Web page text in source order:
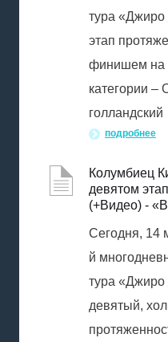
тура «Джиро
этап
финишем на
категории –
голландский
подробнее
Колумбиец
девятом
(+Видео) -
Сегодня, 14
й
тура «Джиро
девятый,